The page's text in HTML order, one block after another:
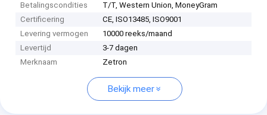
Betalingscondities
T/T, Western Union, MoneyGram
Certificering
CE, ISO13485, ISO9001
Levering vermogen
10000 reeks/maand
Levertijd
3-7 dagen
Merknaam
Zetron
Bekijk meer